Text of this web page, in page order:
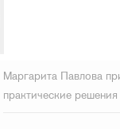
Маргарита Павлова
практические